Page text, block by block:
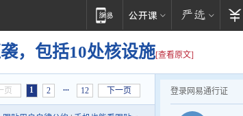
，包括10处核设施[查看原文]
页 1 2 ... 12 下一页 登录网易通行证